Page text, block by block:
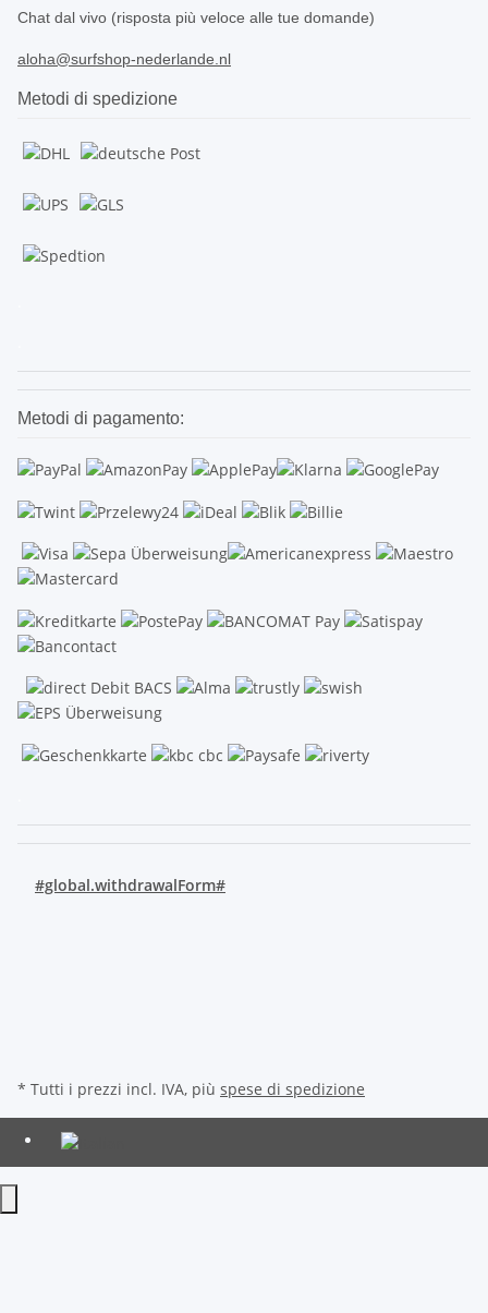
Chat dal vivo (risposta più veloce alle tue domande)
aloha@surfshop-nederlande.nl
Metodi di spedizione
Metodi di pagamento:
#global.withdrawalForm#
* Tutti i prezzi incl. IVA, più spese di spedizione